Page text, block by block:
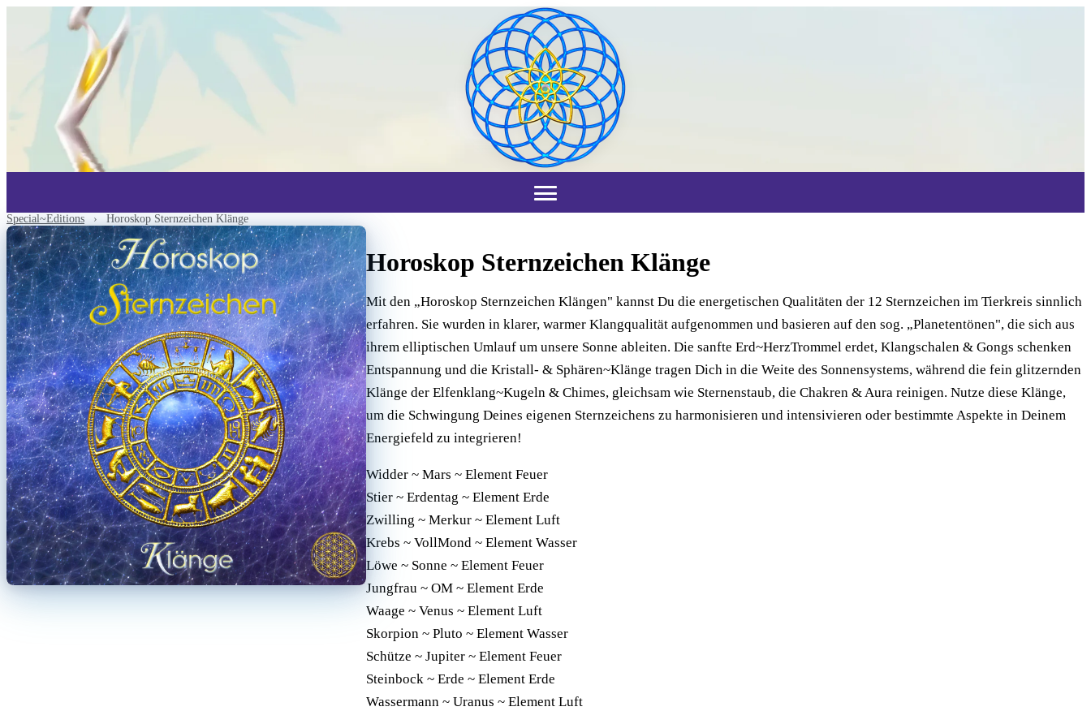
Special~Editions › Horoskop Sternzeichen Klänge
Horoskop Sternzeichen Klänge
Mit den „Horoskop Sternzeichen Klängen" kannst Du die energetischen Qualitäten der 12 Sternzeichen im Tierkreis sinnlich
erfahren. Sie wurden in klarer, warmer Klangqualität aufgenommen und basieren auf den sog. „Planetentönen", die sich aus
ihrem elliptischen Umlauf um unsere Sonne ableiten. Die sanfte Erd~HerzTrommel erdet, Klangschalen & Gongs schenken
Entspannung und die Kristall- & Sphären~Klänge tragen Dich in die Weite des Sonnensystems, während die fein glitzernden
Klänge der Elfenklang~Kugeln & Chimes, gleichsam wie Sternenstaub, die Chakren & Aura reinigen. Nutze diese Klänge,
um die Schwingung Deines eigenen Sternzeichens zu harmonisieren und intensivieren oder bestimmte Aspekte in Deinem
Energiefeld zu integrieren!
Widder ~ Mars ~ Element Feuer
Stier ~ Erdentag ~ Element Erde
Zwilling ~ Merkur ~ Element Luft
Krebs ~ VollMond ~ Element Wasser
Löwe ~ Sonne ~ Element Feuer
Jungfrau ~ OM ~ Element Erde
Waage ~ Venus ~ Element Luft
Skorpion ~ Pluto ~ Element Wasser
Schütze ~ Jupiter ~ Element Feuer
Steinbock ~ Erde ~ Element Erde
Wassermann ~ Uranus ~ Element Luft